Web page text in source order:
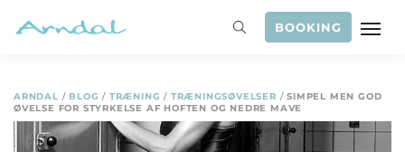
BOOKING
ARNDAL / BLOG / TRÆNING / TRÆNINGSØVELSER /SIMPEL MEN GOD
ØVELSE FOR STYRKELSE AF HOFTEN OG NEDRE MAVE